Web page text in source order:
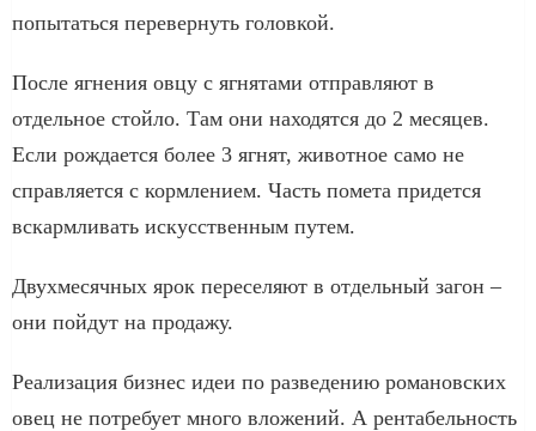
попытаться перевернуть головкой.
После ягнения овцу с ягнятами отправляют в
отдельное стойло. Там они находятся до 2 месяцев.
Если рождается более 3 ягнят, животное само не
справляется с кормлением. Часть помета придется
вскармливать искусственным путем.
Двухмесячных ярок переселяют в отдельный загон –
они пойдут на продажу.
Реализация бизнес идеи по разведению романовских
овец не потребует много вложений. А рентабельность